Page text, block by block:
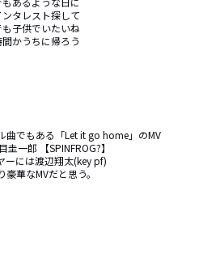
タレスト探して
も子供でいたいね
間かうちに帰ろう
曲でもある「Let it go home」のMV
圭一郎 【SPINFROG?】
ーには渡辺翔太(key pf)
豪華なMVだと思う。